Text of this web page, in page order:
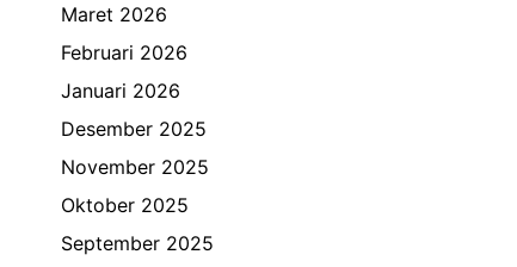
Maret 2026
Februari 2026
Januari 2026
Desember 2025
November 2025
Oktober 2025
September 2025